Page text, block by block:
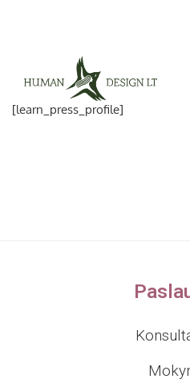
[learn_press_profile]